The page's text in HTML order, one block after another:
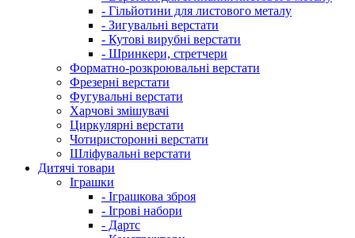
- Гільйотини для листового металу
- Зигувальні верстати
- Кутові вирубні верстати
- Шринкери, стретчери
Форматно-розкроювальні верстати
Фрезерні верстати
Фугувальні верстати
Харчові змішувачі
Циркулярні верстати
Чотиристоронні верстати
Шліфувальні верстати
Дитячі товари
Іграшки
- Іграшкова зброя
- Ігрові набори
- Дартс